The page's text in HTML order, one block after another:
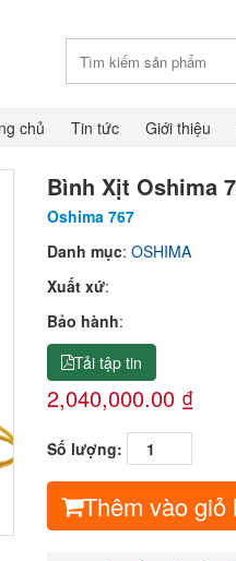
chủ Tin tức Giới thiệu
Bình Xịt Oshima
Oshima 767
Danh mục: OSHIMA
Xuất xứ:
Bảo hành:
Tải tập tin
2,040,000.00 ₫
Số lượng:
Thêm vào giỏ